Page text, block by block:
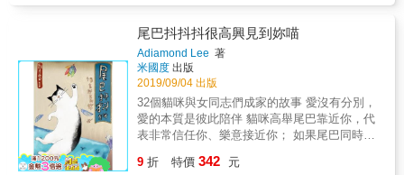
的超巨大瓶身)，卻又分明是裝了無數瓶，多年
來也已行銷了全球無數人次的詩意！我在行腳
途中攝下也側寫了一些，今日成書，詩意化成
了縷縷翦影，盼與讀者分享。
尾巴抖抖抖很高興見到妳喵
Adiamond Lee 著
米國度 出版
2019/09/04 出版
32個貓咪與女同志們成家的故事 愛沒有分別，
愛的本質是彼此陪伴 貓咪高舉尾巴靠近你，代
表非常信任你、樂意接近你； 如果尾巴同時輕
臺灣第一本以貓咪和女同志為主題的攝影書，
9 折 特價 342 元